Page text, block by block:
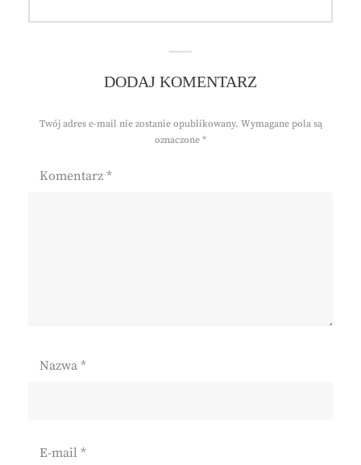
DODAJ KOMENTARZ
Twój adres e-mail nie zostanie opublikowany. Wymagane pola są
oznaczone *
Komentarz *
Nazwa *
E-mail *